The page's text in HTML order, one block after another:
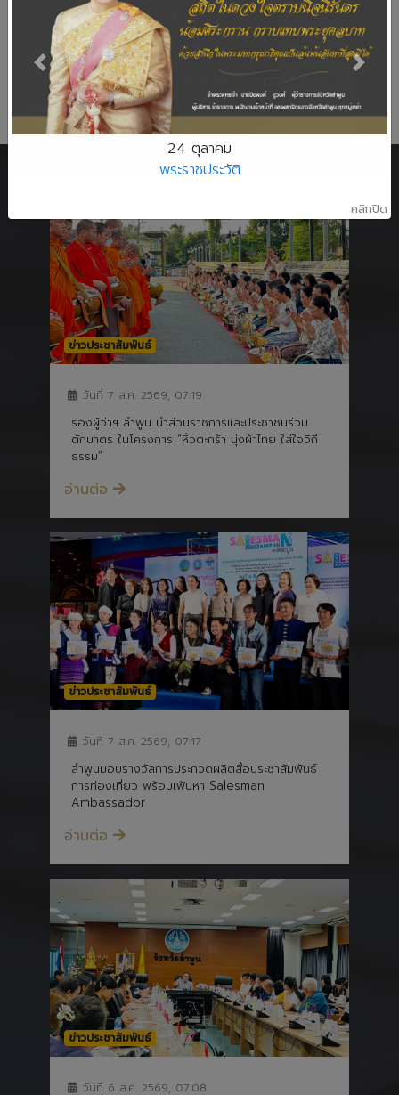
24 ตุลาคม
พระราชประวัติ
Previous Next
วันที่ 6 ส.ค. 2569, 07:51
จังหวัดลำพูนประชุมคณะกรรมการมาตรฐาน
จริยธรรมพนักงานส่วนท้องถิ่น
อ่านต่อ
อ่านข่าวทั้งหมด
ข่าวประชาสัมพันธ์
ข่าวประชาสัมพันธ์
วันที่ 7 ส.ค. 2569, 07:19
รองผู้ว่าฯ ลำพูน นำส่วนราชการและประชาชนร่วม
ตักบาตร ในโครงการ “หิ้วตะกร้า นุ่งผ้าไทย ใส่ใจวิถี
ธรรม”
อ่านต่อ
ข่าวประชาสัมพันธ์
วันที่ 7 ส.ค. 2569, 07:17
ลำพูนมอบรางวัลการประกวดผลิตสื่อประชาสัมพันธ์
การท่องเที่ยว พร้อมเฟ้นหา Salesman
Ambassador
อ่านต่อ
ข่าวประชาสัมพันธ์
วันที่ 6 ส.ค. 2569, 07:08